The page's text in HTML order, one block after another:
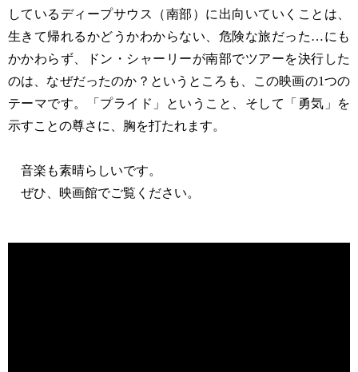
しているディープサウス（南部）に出向いていくことは、
生きて帰れるかどうかわからない、危険な旅だった…にも
かかわらず、ドン・シャーリーが南部でツアーを決行した
のは、なぜだったのか？というところも、この映画の1つの
テーマです。「プライド」ということ、そして「勇気」を
示すことの尊さに、胸を打たれます。
音楽も素晴らしいです。
ぜひ、映画館でご覧ください。